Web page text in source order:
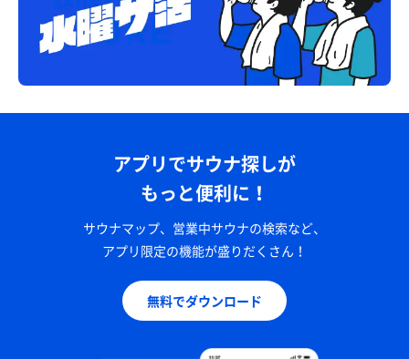
アプリでサウナ探しが
もっと便利に！
サウナマップ、営業中サウナの検索など、
アプリ限定の機能が盛りだくさん！
無料でダウンロード